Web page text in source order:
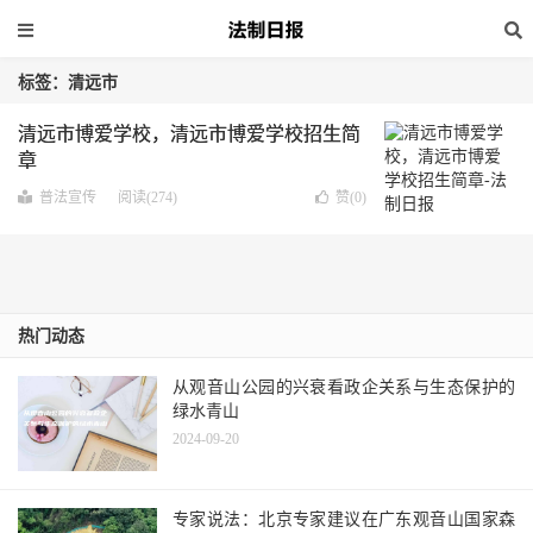
标签：清远市
清远市博爱学校，清远市博爱学校招生简
章
普法宣传 阅读(274) 赞(0)
热门动态
从观音山公园的兴衰看政企关系与生态保护的
绿水青山
2024-09-20
专家说法：北京专家建议在广东观音山国家森